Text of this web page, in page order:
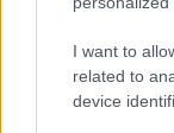
I want to
related to
device